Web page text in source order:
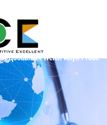
Добављач Welch Allyn Probe